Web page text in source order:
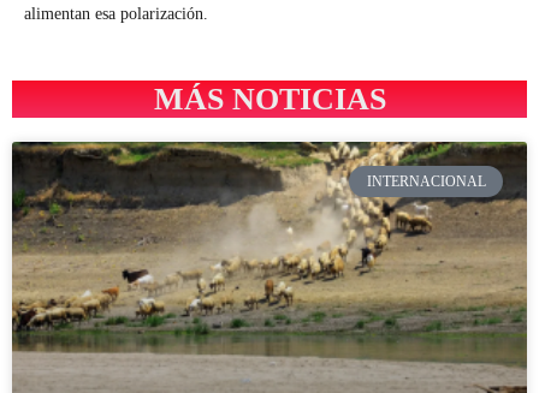
alimentan esa polarización.
MÁS NOTICIAS
INTERNACIONAL